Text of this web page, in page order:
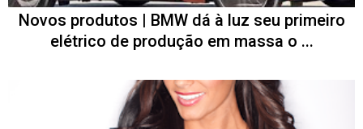
Novos produtos | BMW dá à luz seu primeiro
elétrico de produção em massa o ...